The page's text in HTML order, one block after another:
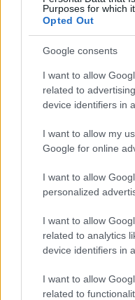
Purposes for which
Opted Out
Google consents
I want to allow
related to
device identifiers in
I want to allow my
Google for online
I want to allow
personalized
I want to allow
related to analytics
device identifiers in
I want to allow
related to
2. Akik tűrik, hogy az
akarnak.
Valószínűleg sokan
ivóvíz készletei miatt
lessz a világban!
"honfoglalók"!
szükség van olyan
előre meghatározott
mozgatni. Mi (átlag
statiszta hátteret.
még mindig nem
egy polgárháborúba,
Ezért jelenik meg a
megy Sólyom
jött létre jónéhány
azt hidje már bárki is,
Kuruc.info nincs